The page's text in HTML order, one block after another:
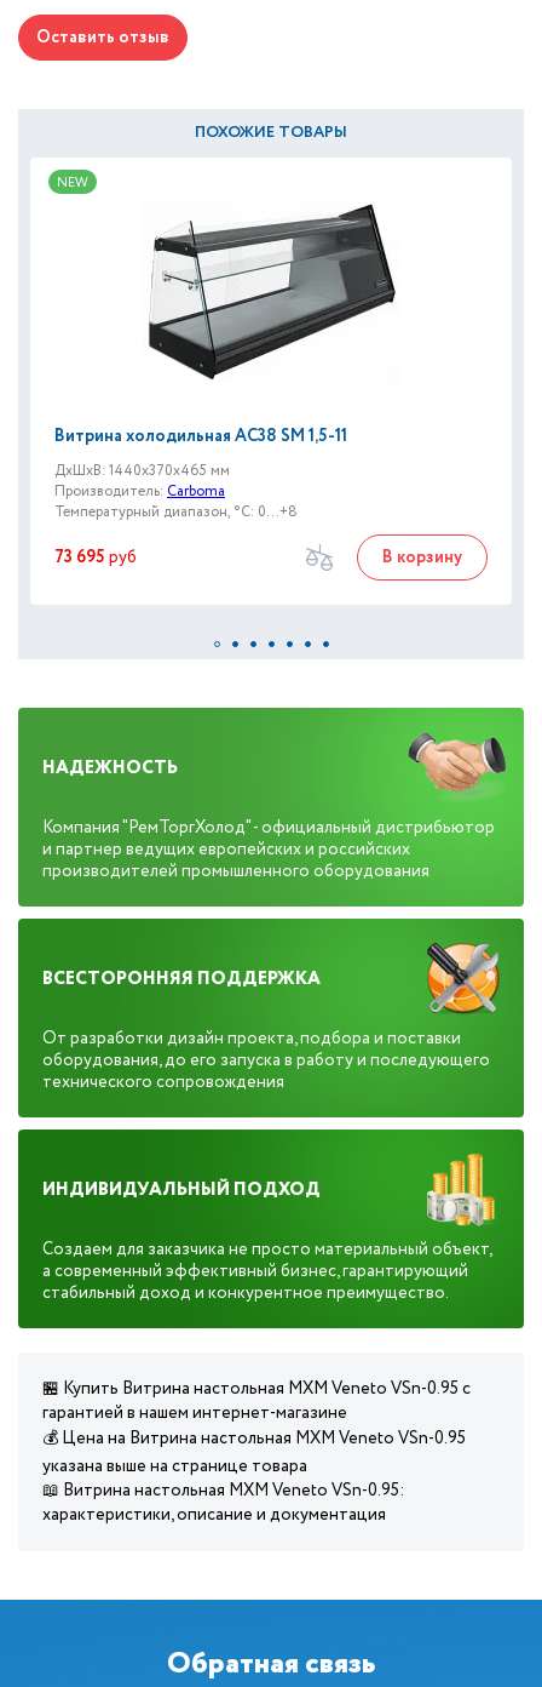
Оставить отзыв
ПОХОЖИЕ ТОВАРЫ
NEW
Витрина холодильная AC38 SM 1,5-11
ДxШxВ: 1440x370x465 мм
Производитель: Carboma
Температурный диапазон, °C: 0...+8
73 695 руб В корзину
НАДЕЖНОСТЬ
Компания "РемТоргХолод" - официальный дистрибьютор
и партнер ведущих европейских и российских
производителей промышленного оборудования
ВСЕСТОРОННЯЯ ПОДДЕРЖКА
От разработки дизайн проекта, подбора и поставки
оборудования, до его запуска в работу и последующего
технического сопровождения
ИНДИВИДУАЛЬНЫЙ ПОДХОД
Создаем для заказчика не просто материальный объект,
а современный эффективный бизнес, гарантирующий
стабильный доход и конкурентное преимущество.
🏪 Купить Витрина настольная МХМ Veneto VSn-0.95 с
гарантией в нашем интернет-магазине
💰 Цена на Витрина настольная МХМ Veneto VSn-0.95
указана выше на странице товара
📖 Витрина настольная МХМ Veneto VSn-0.95:
характеристики, описание и документация
Обратная связь